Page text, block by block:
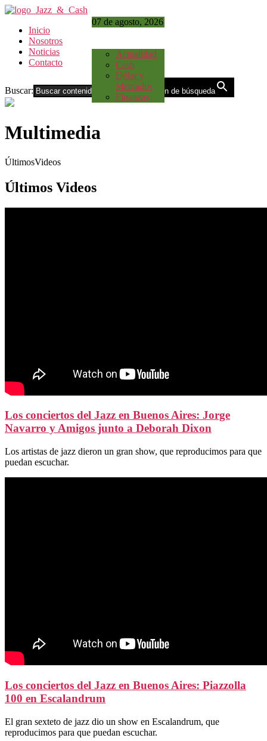
07 de agosto, 2026
Inicio
Nosotros
Noticias
Actualidad
Cash
Dólar y
Mercados
Finanzas
Contacto
Buscar: Botón de búsqueda
Multimedia
ÚltimosVideos
Últimos Videos
Los conciertos del Jazz en Buenos Aires: Jorge
Navarro y Amigos junto a Deborah Dixon
Los artistas de jazz dieron un gran show, que reproducimos para que
puedan escuchar.
Los conciertos del Jazz en Buenos Aires: Piazzolla
100 en Escalandrum
El gran sexteto de jazz dio un show en Escalandrum, que
reproducimos para que puedan escuchar.